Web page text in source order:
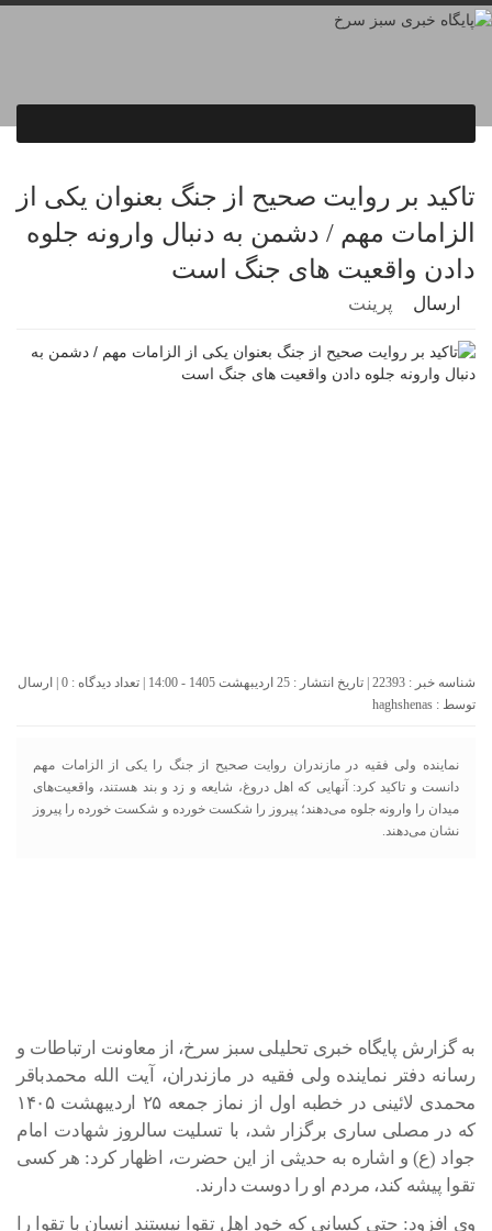
تاکید بر روایت صحیح از جنگ بعنوان یکی از
الزامات مهم / دشمن به دنبال وارونه جلوه
دادن واقعیت های جنگ است
ارسال پرینت
شناسه خبر : 22393 | تاریخ انتشار : 25 اردیبهشت 1405 - 14:00 | تعداد دیدگاه : 0 | ارسال
توسط : haghshenas
نماینده ولی فقیه در مازندران روایت صحیح از جنگ را یکی از الزامات مهم
دانست و تاکید کرد: آنهایی که اهل دروغ، شایعه و زد و بند هستند، واقعیت‌های
میدان را وارونه جلوه می‌دهند؛ پیروز را شکست خورده و شکست خورده را پیروز
نشان می‌دهند.
به گزارش پایگاه خبری تحلیلی سبز سرخ، از معاونت ارتباطات و
رسانه دفتر نماینده ولی فقیه در مازندران، آیت الله محمدباقر
محمدی لائینی در خطبه اول از نماز جمعه ۲۵ اردیبهشت ۱۴۰۵
که در مصلی ساری برگزار شد، با تسلیت سالروز شهادت امام
جواد (ع) و اشاره به حدیثی از این حضرت، اظهار کرد: هر کسی
تقوا پیشه کند، مردم او را دوست دارند.
وی افزود: حتی کسانی که خود اهل تقوا نیستند انسان با تقوا را